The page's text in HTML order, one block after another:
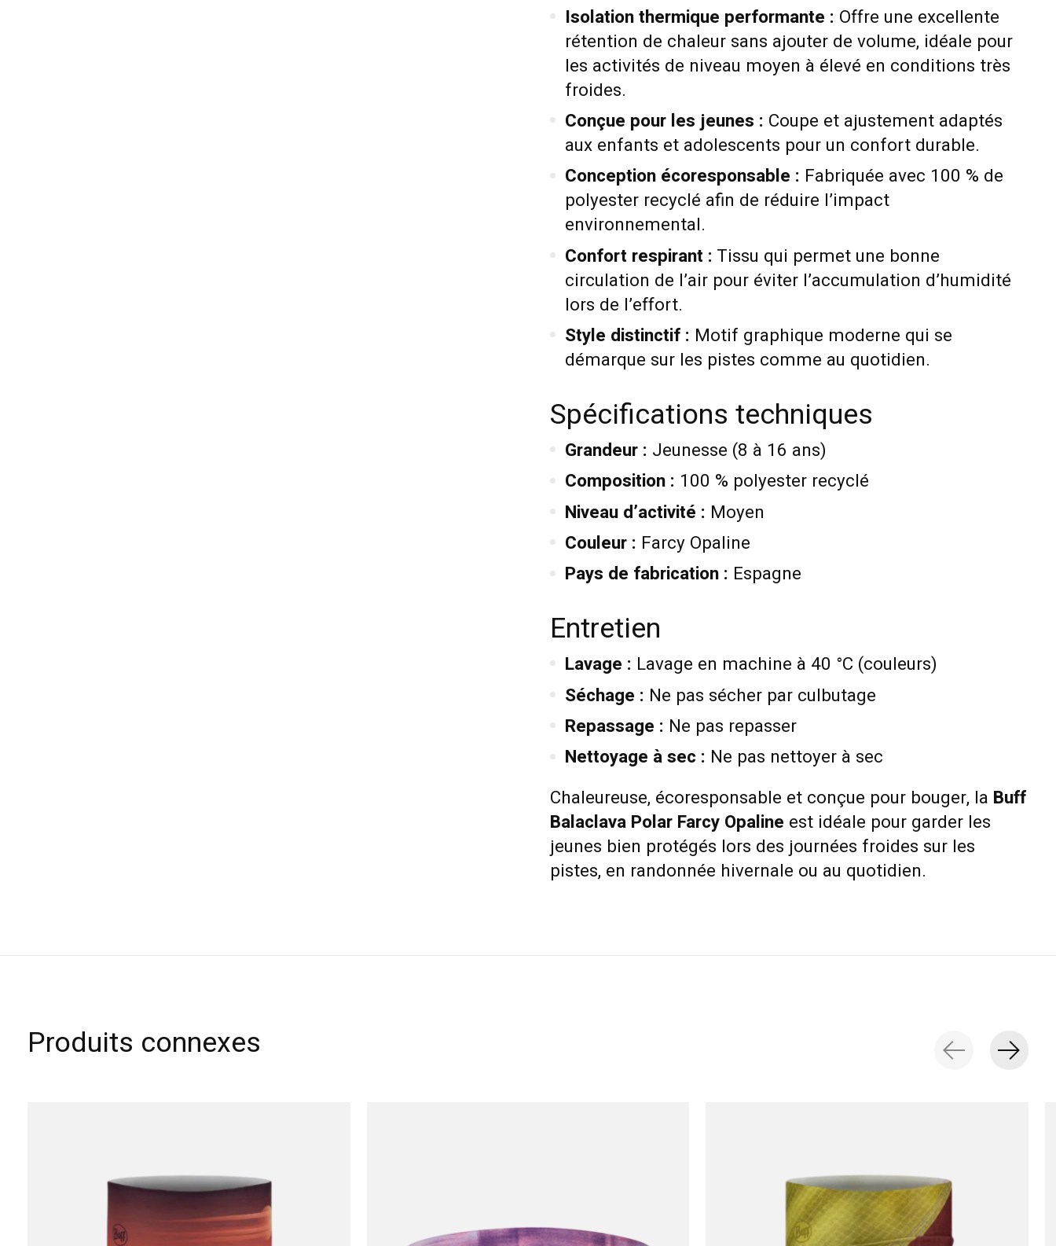
Isolation thermique performante : Offre une excellente
rétention de chaleur sans ajouter de volume, idéale pour
les activités de niveau moyen à élevé en conditions très
froides.
Conçue pour les jeunes : Coupe et ajustement adaptés
aux enfants et adolescents pour un confort durable.
Conception écoresponsable : Fabriquée avec 100 % de
polyester recyclé afin de réduire l’impact
environnemental.
Confort respirant : Tissu qui permet une bonne
circulation de l’air pour éviter l’accumulation d’humidité
lors de l’effort.
Style distinctif : Motif graphique moderne qui se
démarque sur les pistes comme au quotidien.
Spécifications techniques
Grandeur : Jeunesse (8 à 16 ans)
Composition : 100 % polyester recyclé
Niveau d’activité : Moyen
Couleur : Farcy Opaline
Pays de fabrication : Espagne
Entretien
Lavage : Lavage en machine à 40 °C (couleurs)
Séchage : Ne pas sécher par culbutage
Repassage : Ne pas repasser
Nettoyage à sec : Ne pas nettoyer à sec
Chaleureuse, écoresponsable et conçue pour bouger, la Buff
Balaclava Polar Farcy Opaline est idéale pour garder les
jeunes bien protégés lors des journées froides sur les
pistes, en randonnée hivernale ou au quotidien.
Produits connexes